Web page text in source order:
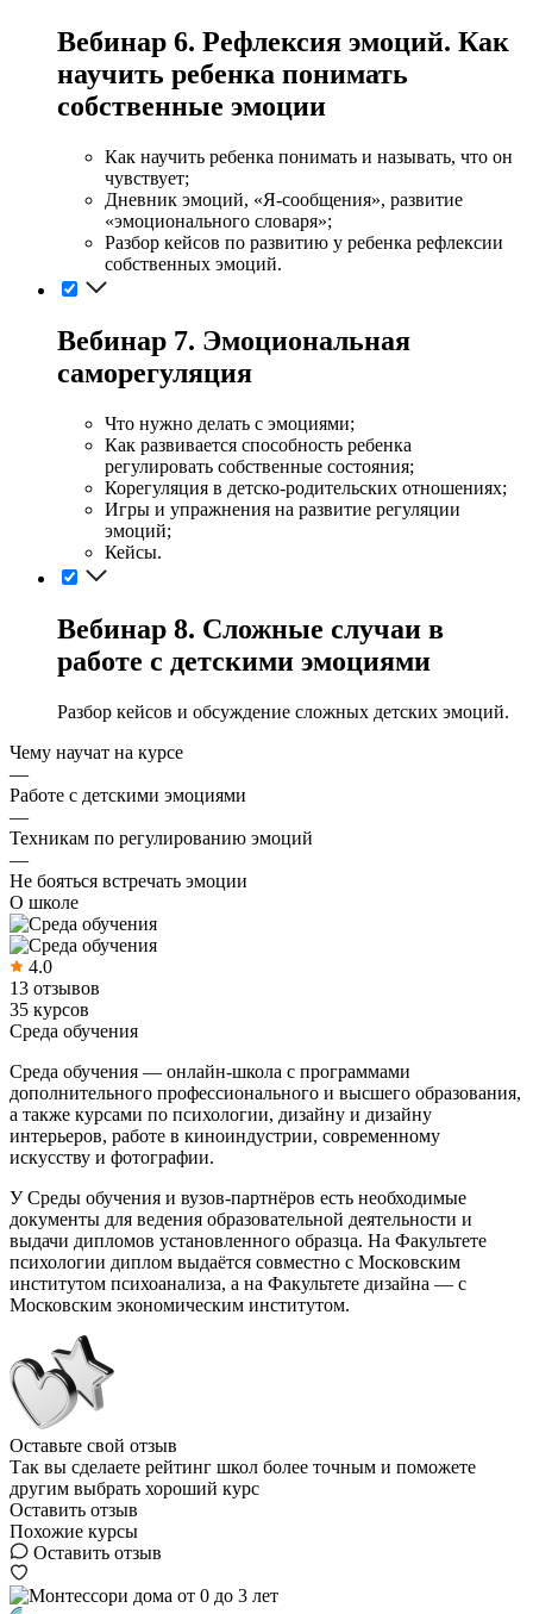
Вебинар 6. Рефлексия эмоций. Как
научить ребенка понимать
собственные эмоции
Как научить ребенка понимать и называть, что он
чувствует;
Дневник эмоций, «Я-сообщения», развитие
«эмоционального словаря»;
Разбор кейсов по развитию у ребенка рефлексии
собственных эмоций.
Вебинар 7. Эмоциональная
саморегуляция
Что нужно делать с эмоциями;
Как развивается способность ребенка
регулировать собственные состояния;
Корегуляция в детско-родительских отношениях;
Игры и упражнения на развитие регуляции
эмоций;
Кейсы.
Вебинар 8. Сложные случаи в
работе с детскими эмоциями
Разбор кейсов и обсуждение сложных детских эмоций.
Чему научат на курсе
—
Работе с детскими эмоциями
—
Техникам по регулированию эмоций
—
Не бояться встречать эмоции
О школе
4.0
13 отзывов
35 курсов
Среда обучения
Среда обучения — онлайн-школа с программами
дополнительного профессионального и высшего образования,
а также курсами по психологии, дизайну и дизайну
интерьеров, работе в киноиндустрии, современному
искусству и фотографии.
У Среды обучения и вузов-партнёров есть необходимые
документы для ведения образовательной деятельности и
выдачи дипломов установленного образца. На Факультете
психологии диплом выдаётся совместно с Московским
институтом психоанализа, а на Факультете дизайна — с
Московским экономическим институтом.
Оставьте свой отзыв
Так вы сделаете рейтинг школ более точным и поможете
другим выбрать хороший курс
Оставить отзыв
Похожие курсы
Оставить отзыв